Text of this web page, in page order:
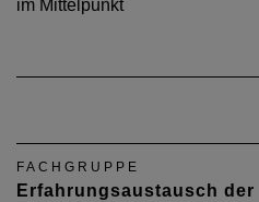
im Mittelpunkt
FACHGRUPPE
Erfahrungsaustausch der